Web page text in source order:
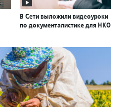
В Сети выложили видеоуроки
по документалистике для НКО